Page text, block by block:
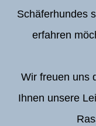
Schäferhundes
erfahren
Wir freuen uns
Ihnen unsere